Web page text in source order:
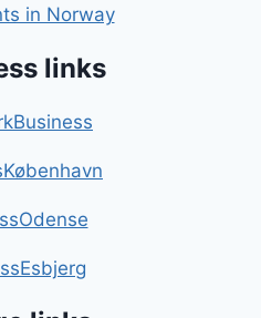
in Norway
links